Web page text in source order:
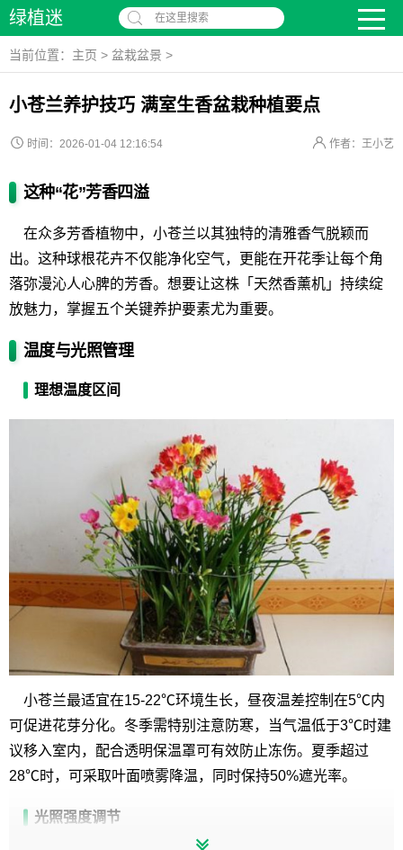
绿植迷 在这里搜索
当前位置： 主页 > 盆栽盆景 >
小苍兰养护技巧 满室生香盆栽种植要点
时间：2026-01-04 12:16:54 作者：王小艺
这种“花”芳香四溢
在众多芳香植物中，小苍兰以其独特的清雅香气脱颖而
出。这种球根花卉不仅能净化空气，更能在开花季让每个角
落弥漫沁人心脾的芳香。想要让这株「天然香薰机」持续绽
放魅力，掌握五个关键养护要素尤为重要。
温度与光照管理
理想温度区间
小苍兰最适宜在15-22℃环境生长，昼夜温差控制在5℃内
可促进花芽分化。冬季需特别注意防寒，当气温低于3℃时建
议移入室内，配合透明保温罩可有效防止冻伤。夏季超过
28℃时，可采取叶面喷雾降温，同时保持50%遮光率。
光照强度调节